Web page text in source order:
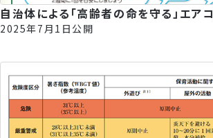
自治体による「高齢者の命を守る」エア
2025年7月1日公開